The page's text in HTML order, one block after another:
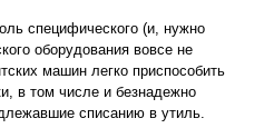
специфического (и, нужно
оборудования вовсе не
машин легко приспособить
в том числе и безнадежно
списанию в утиль.